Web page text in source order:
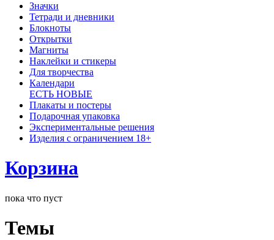
Значки
Тетради и дневники
Блокноты
Открытки
Магниты
Наклейки и стикеры
Для творчества
Календари
ЕСТЬ НОВЫЕ
Плакаты и постеры
Подарочная упаковка
Экспериментальные решения
Изделия с ограничением 18+
Корзина
пока что пуст
Темы